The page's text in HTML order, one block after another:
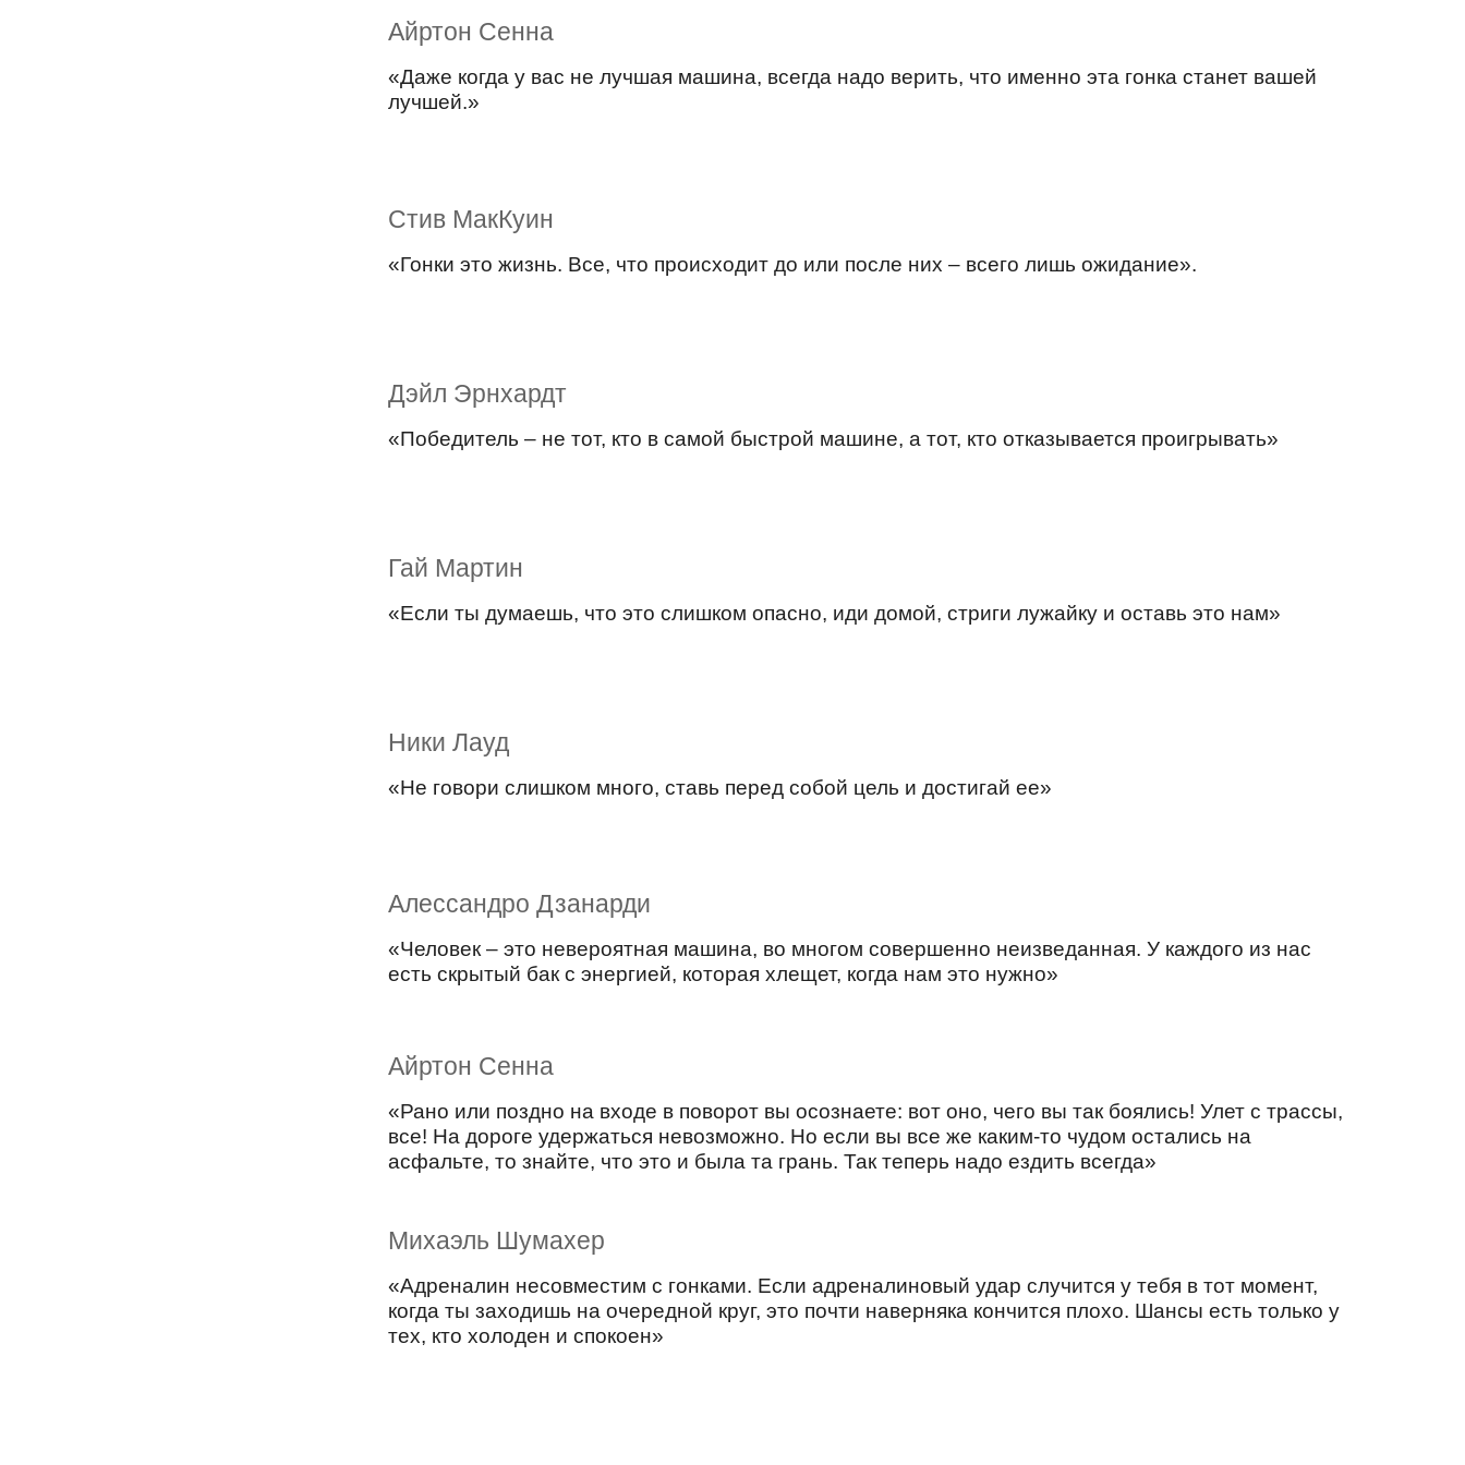
Айртон Сенна
«Даже когда у вас не лучшая машина, всегда надо верить, что именно эта гонка станет вашей
лучшей.»
Стив МакКуин
«Гонки это жизнь. Все, что происходит до или после них – всего лишь ожидание».
Дэйл Эрнхардт
«Победитель – не тот, кто в самой быстрой машине, а тот, кто отказывается проигрывать»
Гай Мартин
«Если ты думаешь, что это слишком опасно, иди домой, стриги лужайку и оставь это нам»
Ники Лауд
«Не говори слишком много, ставь перед собой цель и достигай ее»
Алессандро Дзанарди
«Человек – это невероятная машина, во многом совершенно неизведанная. У каждого из нас
есть скрытый бак с энергией, которая хлещет, когда нам это нужно»
Айртон Сенна
«Рано или поздно на входе в поворот вы осознаете: вот оно, чего вы так боялись! Улет с трассы,
все! На дороге удержаться невозможно. Но если вы все же каким-то чудом остались на
асфальте, то знайте, что это и была та грань. Так теперь надо ездить всегда»
Михаэль Шумахер
«Адреналин несовместим с гонками. Если адреналиновый удар случится у тебя в тот момент,
когда ты заходишь на очередной круг, это почти наверняка кончится плохо. Шансы есть только у
тех, кто холоден и спокоен»